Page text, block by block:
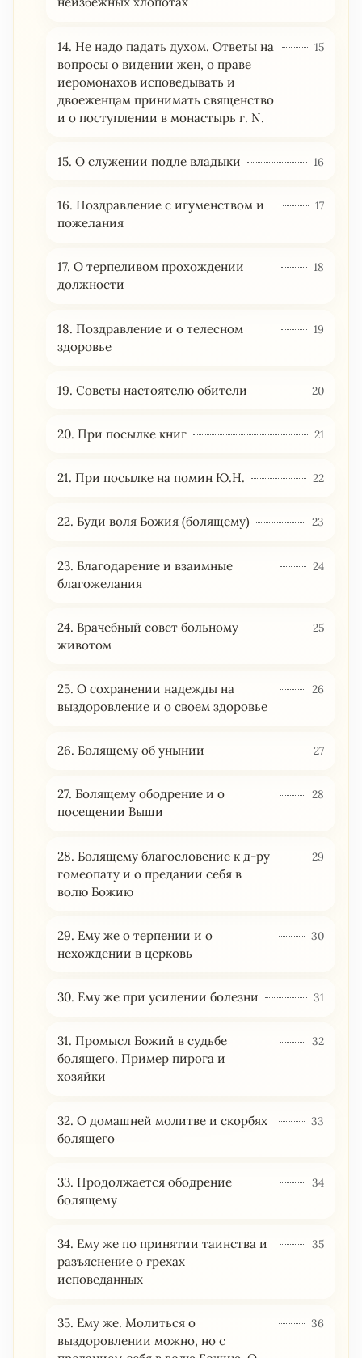
14. Не надо падать духом. Ответы на
вопросы о видении жен, о праве
иеромонахов исповедывать и
двоеженцам принимать священство
и о поступлении в монастырь г. N.
15
15. О служении подле владыки 16
16. Поздравление с игуменством и
пожелания
17
17. О терпеливом прохождении
должности
18
18. Поздравление и о телесном
здоровье
19
19. Советы настоятелю обители 20
20. При посылке книг 21
21. При посылке на помин Ю.Н. 22
22. Буди воля Божия (болящему) 23
23. Благодарение и взаимные
благожелания
24
24. Врачебный совет больному
животом
25
25. О сохранении надежды на
выздоровление и о своем здоровье
26
26. Болящему об унынии 27
27. Болящему ободрение и о
посещении Выши
28
28. Болящему благословение к д-ру
гомеопату и о предании себя в
волю Божию
29
29. Ему же о терпении и о
нехождении в церковь
30
30. Ему же при усилении болезни 31
31. Промысл Божий в судьбе
болящего. Пример пирога и
хозяйки
32
32. О домашней молитве и скорбях
болящего
33
33. Продолжается ободрение
болящему
34
34. Ему же по принятии таинства и
разъяснение о грехах
исповеданных
35
35. Ему же. Молиться о
выздоровлении можно, но с
36